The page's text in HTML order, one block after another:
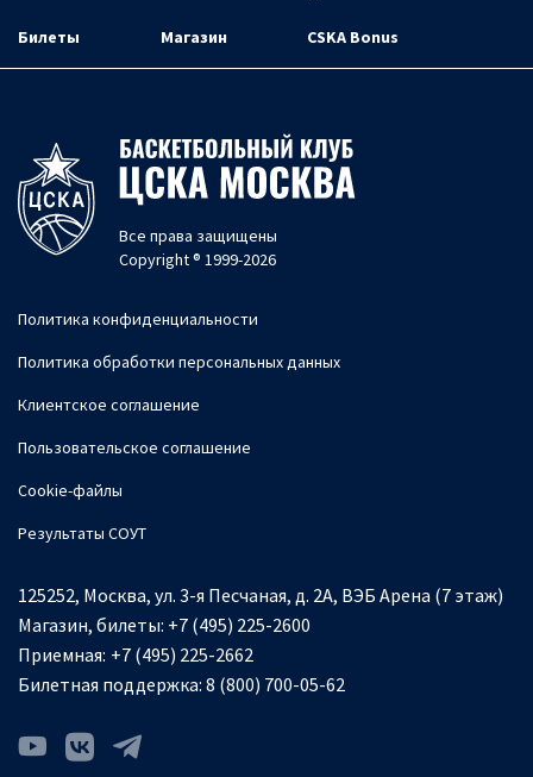
Билеты Магазин CSKA Bonus
Все права защищены
Copyright ® 1999-2026
Политика конфиденциальности
Политика обработки персональных данных
Клиентское соглашение
Пользовательское соглашение
Cookie-файлы
Результаты СОУТ
125252, Москва, ул. 3-я Песчаная, д. 2А, ВЭБ Арена (7 этаж)
Магазин, билеты: +7 (495) 225-2600
Приемная: +7 (495) 225-2662
Билетная поддержка: 8 (800) 700-05-62